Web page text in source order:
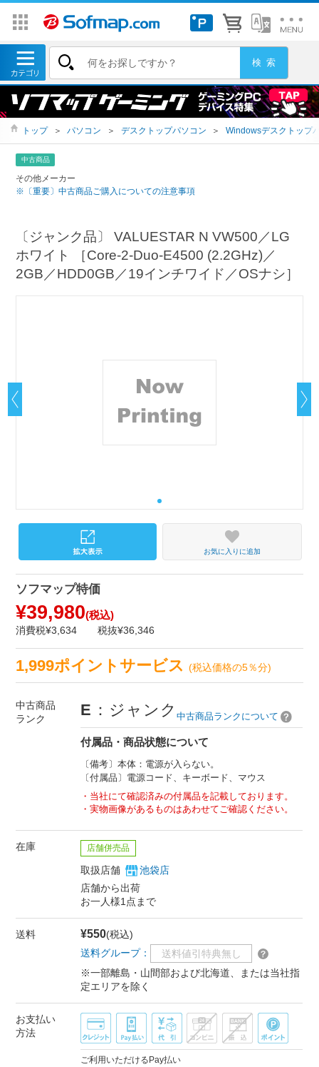
トップ ＞ パソコン ＞ デスクトップパソコン ＞ Windowsデスクトップ
中古商品
その他メーカー
※〔重要〕中古商品ご購入についての注意事項
〔ジャンク品〕 VALUESTAR N VW500／LG
ホワイト ［Core-2-Duo-E4500 (2.2GHz)／
2GB／HDD0GB／19インチワイド／OSナシ］
お気に入りに追加
ソフマップ特価
¥39,980(税込)
消費税¥3,634 税抜¥36,346
1,999ポイントサービス(税込価格の5％分)
中古商品
ランク
E ：ジャンク中古商品ランクについて
付属品・商品状態について
〔備考〕本体：電源が入らない。
〔付属品〕電源コード、キーボード、マウス
当社にて確認済みの付属品を記載しております。
実物画像があるものはあわせてご確認ください。
在庫 店舗併売品
取扱店舗
池袋店
店舗から出荷
お一人様1点まで
送料 ¥550(税込)
送料グループ：
送料値引特典無し
※一部離島・山間部および北海道、または当社指
定エリアを除く
お支払い
方法
ご利用いただけるPay払い